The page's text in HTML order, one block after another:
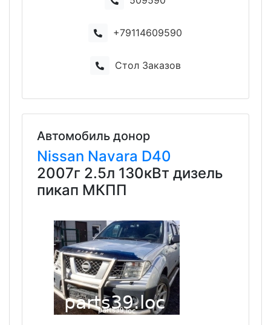
+79114609590
Стол Заказов
Автомобиль донор
Nissan Navara D40
2007г 2.5л 130кВт дизель
пикап МКПП